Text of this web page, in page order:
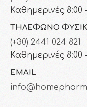
Καθημερινές 8:00
ΤΗΛΈΦΩΝΟ
(+30) 2441 024 821
Καθημερινές 8:00
EMAIL